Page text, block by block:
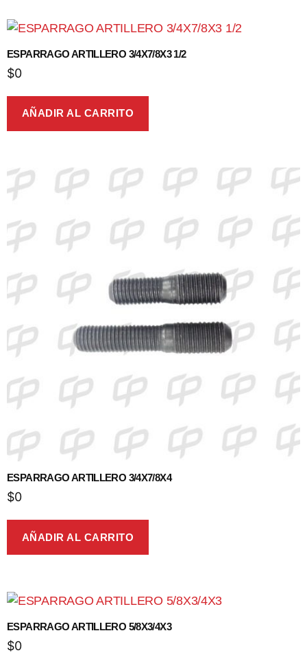
ESPARRAGO ARTILLERO 3/4X7/8X3 1/2
$0
AÑADIR AL CARRITO
ESPARRAGO ARTILLERO 3/4X7/8X4
$0
AÑADIR AL CARRITO
ESPARRAGO ARTILLERO 5/8X3/4X3
$0